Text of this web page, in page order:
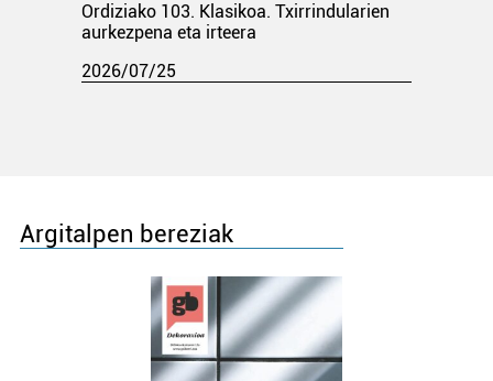
Ordiziako 103. Klasikoa. Txirrindularien
aurkezpena eta irteera
2026/07/25
Argitalpen bereziak